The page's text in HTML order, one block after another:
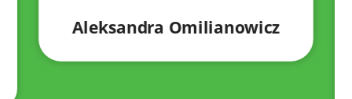
Aleksandra Omilianowicz